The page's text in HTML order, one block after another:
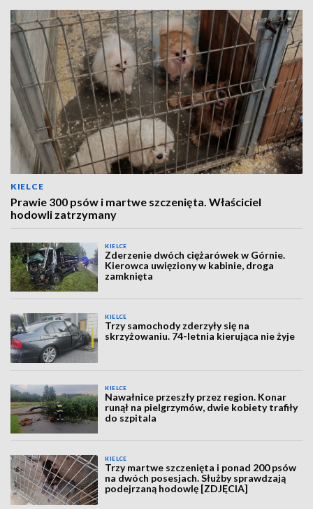
KIELCE
Prawie 300 psów i martwe szczenięta. Właściciel
hodowli zatrzymany
KIELCE
Zderzenie dwóch ciężarówek w Górnie.
Kierowca uwięziony w kabinie, droga
zamknięta
KIELCE
Trzy samochody zderzyły się na
skrzyżowaniu. 74-letnia kierująca nie żyje
KIELCE
Nawałnice przeszły przez region. Konar
runął na pielgrzymów, dwie kobiety trafiły
do szpitala
KIELCE
Trzy martwe szczenięta i ponad 200 psów
na dwóch posesjach. Służby sprawdzają
podejrzaną hodowlę [ZDJĘCIA]